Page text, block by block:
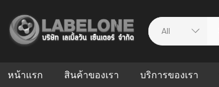
หน้าแรก สินค้าของเรา บริการของเรา